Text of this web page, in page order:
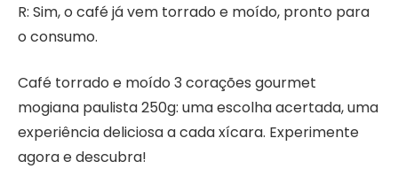
R: Sim, o café já vem torrado e moído, pronto para
o consumo.
Café torrado e moído 3 corações gourmet
mogiana paulista 250g: uma escolha acertada, uma
experiência deliciosa a cada xícara. Experimente
agora e descubra!